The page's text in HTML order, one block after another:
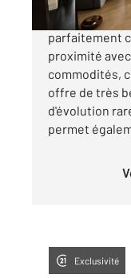
PIRMIL Dans
parfaitement
proximité
commodités,
offre de très
d'évolution
permet
Exclusivité